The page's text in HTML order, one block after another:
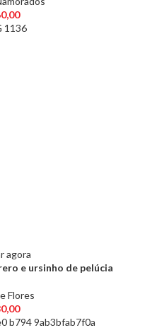
agora
e ursinho de pelúcia
Flores